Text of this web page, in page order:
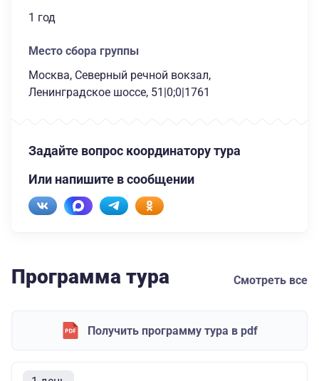
1 год
Место сбора группы
Москва, Северный речной вокзал,
Ленинградское шоссе, 51|0;0|1761
Задайте вопрос координатору тура
Или напишите в сообщении
Программа тура Смотреть все
Получить программу тура в pdf